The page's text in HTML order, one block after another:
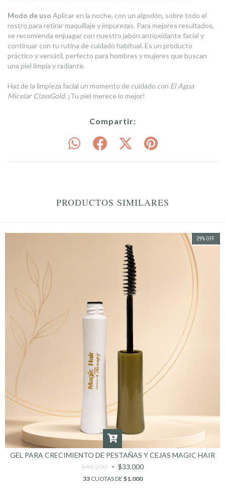
Modo de uso Aplicar en la noche, con un algodón, sobre todo el
rostro para retirar maquillaje y impurezas. Para mejores resultados,
se recomienda enjuagar con nuestro jabón antioxidante facial y
continuar con tu rutina de cuidado habitual. Es un producto
práctico y versátil, perfecto para hombres y mujeres que buscan
una piel limpia y radiante.
Haz de la limpieza facial un momento de cuidado con El Agua
Micelar ClassGold. ¡Tu piel merece lo mejor!
Compartir:
PRODUCTOS SIMILARES
29% OFF
GEL PARA CRECIMIENTO DE PESTAÑAS Y CEJAS MAGIC HAIR
$46.200
$33.000
33CUOTAS DE $1.000